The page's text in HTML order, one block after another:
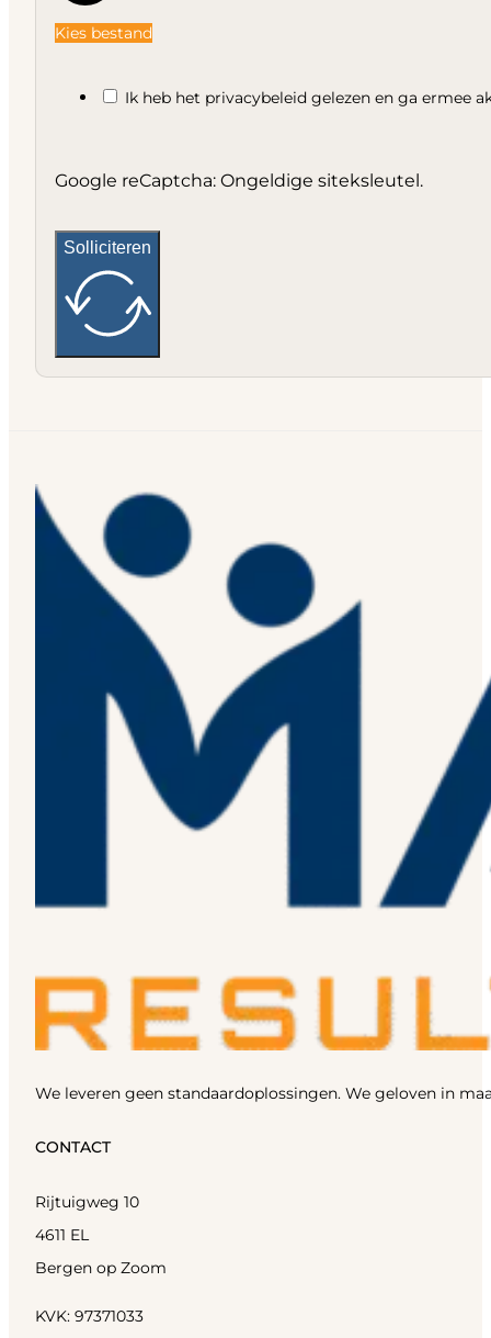
Kies bestand
Ik heb het privacybeleid gelezen en ga ermee
Google reCaptcha: Ongeldige siteksleutel.
Solliciteren
We leveren geen standaardoplossingen. We geloven in
CONTACT
Rijtuigweg 10
4611 EL
Bergen op Zoom
KVK: 97371033